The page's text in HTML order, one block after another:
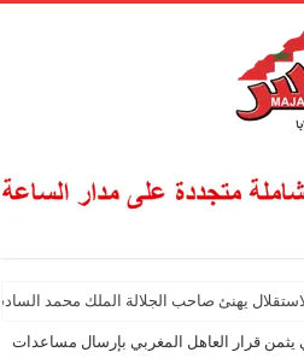
يهنئ صاحب الجلالة الملك محمد
يثمن قرار العاهل المغربي بإرسال مساعدات